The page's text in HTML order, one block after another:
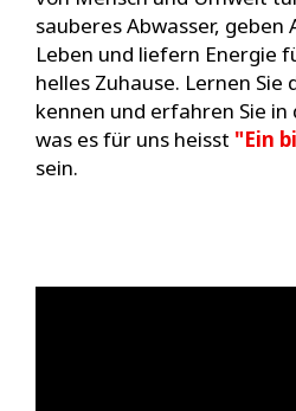
sauberes Abwasser,
Leben und liefern Energie
helles Zuhause. Lernen Sie
kennen und erfahren Sie
was es für uns heisst "Ein
sein.